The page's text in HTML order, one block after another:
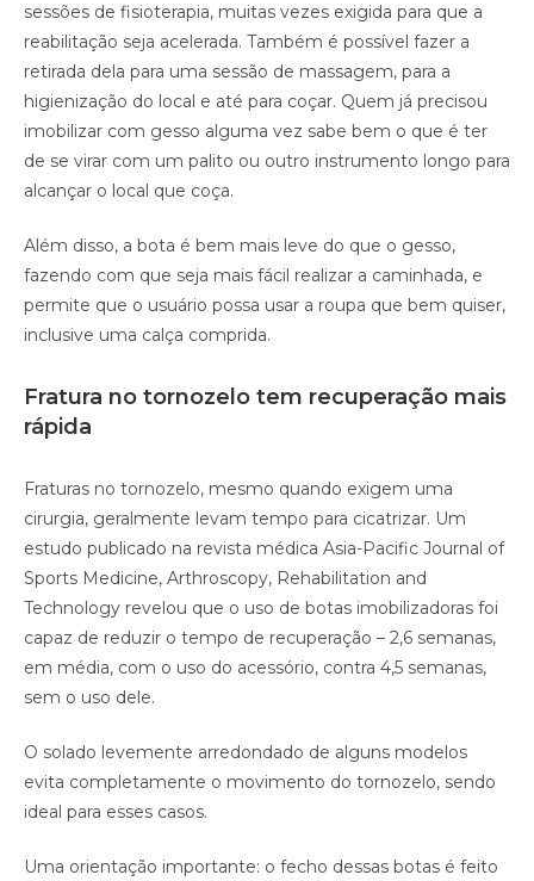
sessões de fisioterapia, muitas vezes exigida para que a
reabilitação seja acelerada. Também é possível fazer a
retirada dela para uma sessão de massagem, para a
higienização do local e até para coçar. Quem já precisou
imobilizar com gesso alguma vez sabe bem o que é ter
de se virar com um palito ou outro instrumento longo para
alcançar o local que coça.
Além disso, a bota é bem mais leve do que o gesso,
fazendo com que seja mais fácil realizar a caminhada, e
permite que o usuário possa usar a roupa que bem quiser,
inclusive uma calça comprida.
Fratura no tornozelo tem recuperação mais
rápida
Fraturas no tornozelo, mesmo quando exigem uma
cirurgia, geralmente levam tempo para cicatrizar. Um
estudo publicado na revista médica Asia-Pacific Journal of
Sports Medicine, Arthroscopy, Rehabilitation and
Technology revelou que o uso de botas imobilizadoras foi
capaz de reduzir o tempo de recuperação – 2,6 semanas,
em média, com o uso do acessório, contra 4,5 semanas,
sem o uso dele.
O solado levemente arredondado de alguns modelos
evita completamente o movimento do tornozelo, sendo
ideal para esses casos.
Uma orientação importante: o fecho dessas botas é feito